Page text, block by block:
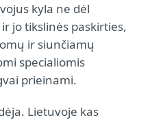
kyla ne dėl
jo tikslinės paskirties,
ir siunčiamų
specialiomis
prieinami.
Lietuvoje kas